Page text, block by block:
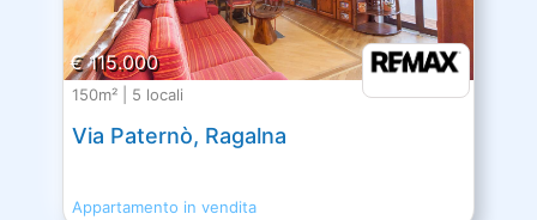
€ 115.000
150m² | 5 locali
Via Paternò, Ragalna
Appartamento in vendita